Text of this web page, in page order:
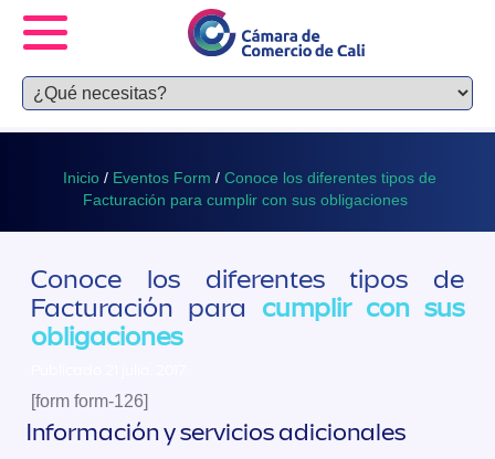
Inicio / Eventos Form / Conoce los diferentes tipos de
Facturación para cumplir con sus obligaciones
Conoce los diferentes tipos de
Facturación para cumplir con sus
obligaciones
[form form-126]
Información y servicios adicionales